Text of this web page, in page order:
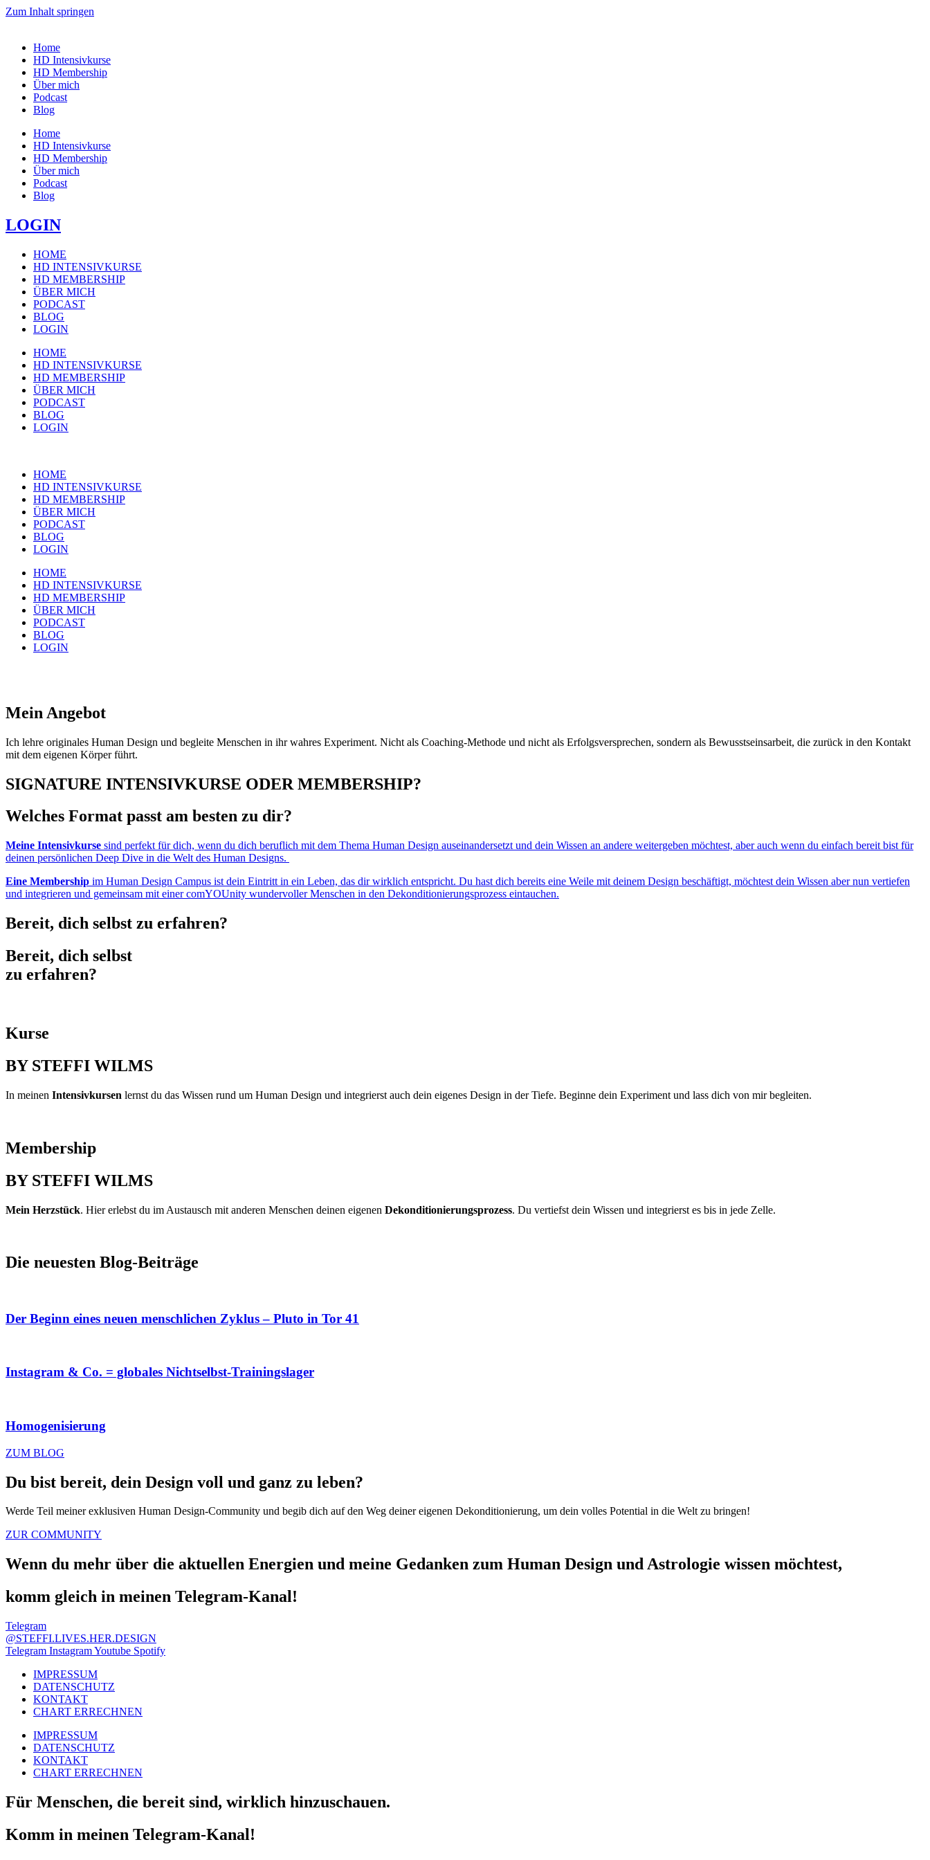
Zum Inhalt springen
Home
HD Intensivkurse
HD Membership
Über mich
Podcast
Blog
Home
HD Intensivkurse
HD Membership
Über mich
Podcast
Blog
LOGIN
HOME
HD INTENSIVKURSE
HD MEMBERSHIP
ÜBER MICH
PODCAST
BLOG
LOGIN
HOME
HD INTENSIVKURSE
HD MEMBERSHIP
ÜBER MICH
PODCAST
BLOG
LOGIN
HOME
HD INTENSIVKURSE
HD MEMBERSHIP
ÜBER MICH
PODCAST
BLOG
LOGIN
HOME
HD INTENSIVKURSE
HD MEMBERSHIP
ÜBER MICH
PODCAST
BLOG
LOGIN
Mein Angebot
Ich lehre originales Human Design und begleite Menschen in ihr wahres Experiment. Nicht als Coaching-Methode und nicht als Erfolgsversprechen, sondern als Bewusstseinsarbeit, die zurück in den Kontakt
mit dem eigenen Körper führt.
SIGNATURE INTENSIVKURSE ODER MEMBERSHIP?
Welches Format passt am besten zu dir?
Meine Intensivkurse sind perfekt für dich, wenn du dich beruflich mit dem Thema Human Design auseinandersetzt und dein Wissen an andere weitergeben möchtest, aber auch wenn du einfach bereit bist für
deinen persönlichen Deep Dive in die Welt des Human Designs.
Eine Membership im Human Design Campus ist dein Eintritt in ein Leben, das dir wirklich entspricht. Du hast dich bereits eine Weile mit deinem Design beschäftigt, möchtest dein Wissen aber nun vertiefen
und integrieren und gemeinsam mit einer comYOUnity wundervoller Menschen in den Dekonditionierungsprozess eintauchen.
Bereit, dich selbst zu erfahren?
Bereit, dich selbst
zu erfahren?
Kurse
BY STEFFI WILMS
In meinen Intensivkursen lernst du das Wissen rund um Human Design und integrierst auch dein eigenes Design in der Tiefe. Beginne dein Experiment und lass dich von mir begleiten.
Membership
BY STEFFI WILMS
Mein Herzstück. Hier erlebst du im Austausch mit anderen Menschen deinen eigenen Dekonditionierungsprozess. Du vertiefst dein Wissen und integrierst es bis in jede Zelle.
Die neuesten Blog-Beiträge
Der Beginn eines neuen menschlichen Zyklus – Pluto in Tor 41
Instagram & Co. = globales Nichtselbst-Trainingslager
Homogenisierung
ZUM BLOG
Du bist bereit, dein Design voll und ganz zu leben?
Werde Teil meiner exklusiven Human Design-Community und begib dich auf den Weg deiner eigenen Dekonditionierung, um dein volles Potential in die Welt zu bringen!
ZUR COMMUNITY
Wenn du mehr über die aktuellen Energien und meine Gedanken zum Human Design und Astrologie wissen möchtest,
komm gleich in meinen Telegram-Kanal!
Telegram
@STEFFI.LIVES.HER.DESIGN
Telegram InstagramYoutube Spotify
IMPRESSUM
DATENSCHUTZ
KONTAKT
CHART ERRECHNEN
IMPRESSUM
DATENSCHUTZ
KONTAKT
CHART ERRECHNEN
Für Menschen, die bereit sind, wirklich hinzuschauen.
Komm in meinen Telegram-Kanal!